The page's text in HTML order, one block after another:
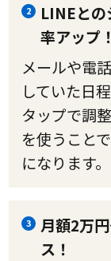
2
LINEとの
率アップ！
メールや電
していた日
タップで調
を使うこと
になります。
3
月額2万
ス！